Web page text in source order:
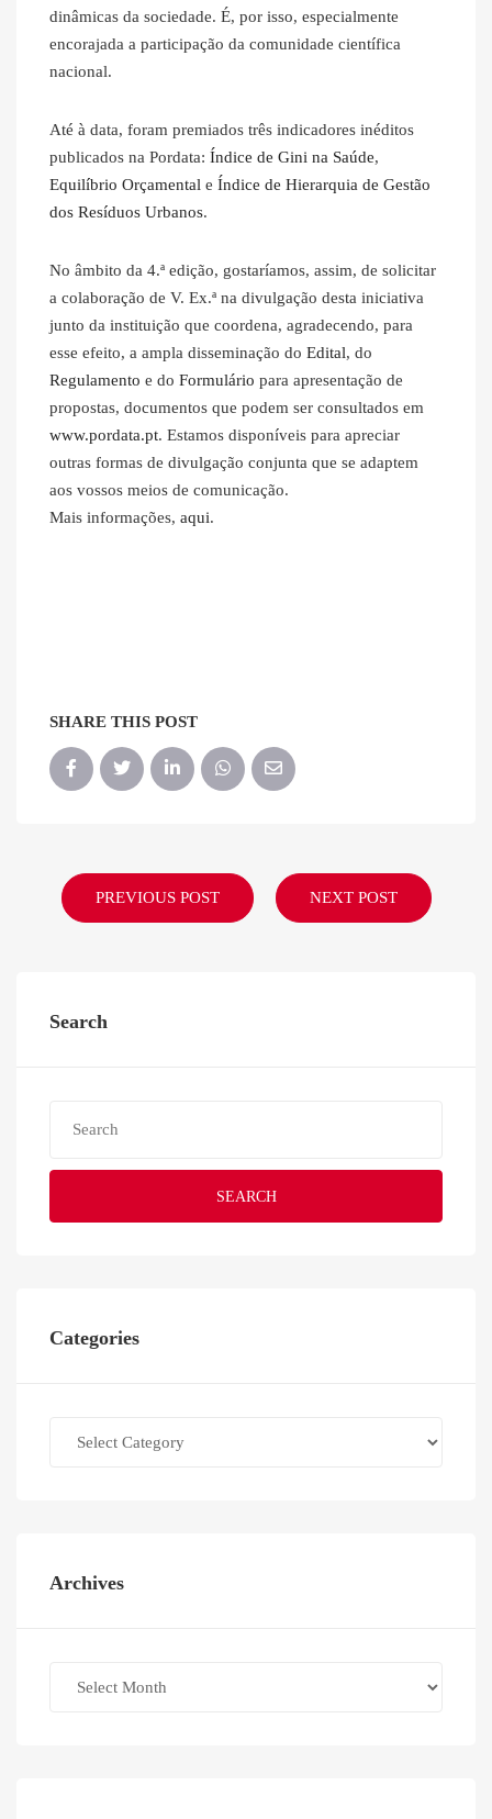
dinâmicas da sociedade. É, por isso, especialmente
encorajada a participação da comunidade científica
nacional.
Até à data, foram premiados três indicadores inéditos
publicados na Pordata: Índice de Gini na Saúde,
Equilíbrio Orçamental e Índice de Hierarquia de Gestão
dos Resíduos Urbanos.
No âmbito da 4.ª edição, gostaríamos, assim, de solicitar
a colaboração de V. Ex.ª na divulgação desta iniciativa
junto da instituição que coordena, agradecendo, para
esse efeito, a ampla disseminação do Edital, do
Regulamento e do Formulário para apresentação de
propostas, documentos que podem ser consultados em
www.pordata.pt. Estamos disponíveis para apreciar
outras formas de divulgação conjunta que se adaptem
aos vossos meios de comunicação.
Mais informações, aqui.
SHARE THIS POST
PREVIOUS POST NEXT POST
Search
SEARCH
Categories
Archives